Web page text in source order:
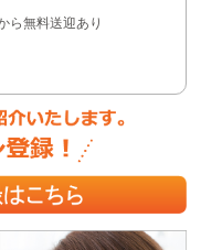
ら無料送迎あり